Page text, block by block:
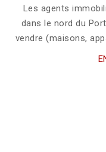
Les agents
dans le nord du
vendre (maisons,